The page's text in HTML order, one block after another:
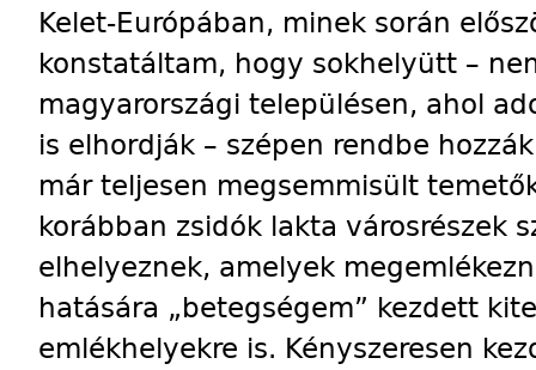
Kelet-Európában, minek során
konstatáltam, hogy sokhelyütt –
magyarországi településen, ahol
is elhordják – szépen rendbe
már teljesen megsemmisült
korábban zsidók lakta városrészek
elhelyeznek, amelyek
hatására „betegségem” kezdett
emlékhelyekre is. Kényszeresen